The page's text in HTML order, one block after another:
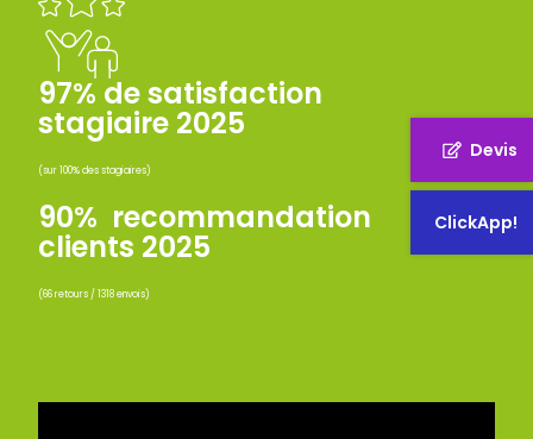
Devis
ClickApp!
97% de satisfaction
stagiaire 2025
(sur 100% des stagiaires)
90% recommandation
clients 2025
(66 retours / 1318 envois)